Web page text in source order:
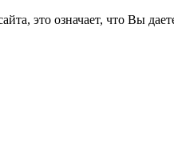
это означает, что Вы